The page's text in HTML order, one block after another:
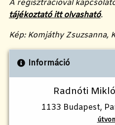
A regisztrációval
tájékoztató itt olvasható.
Kép: Komjáthy Zsuzsanna,
Információ
Radnóti
1133 Budapest,